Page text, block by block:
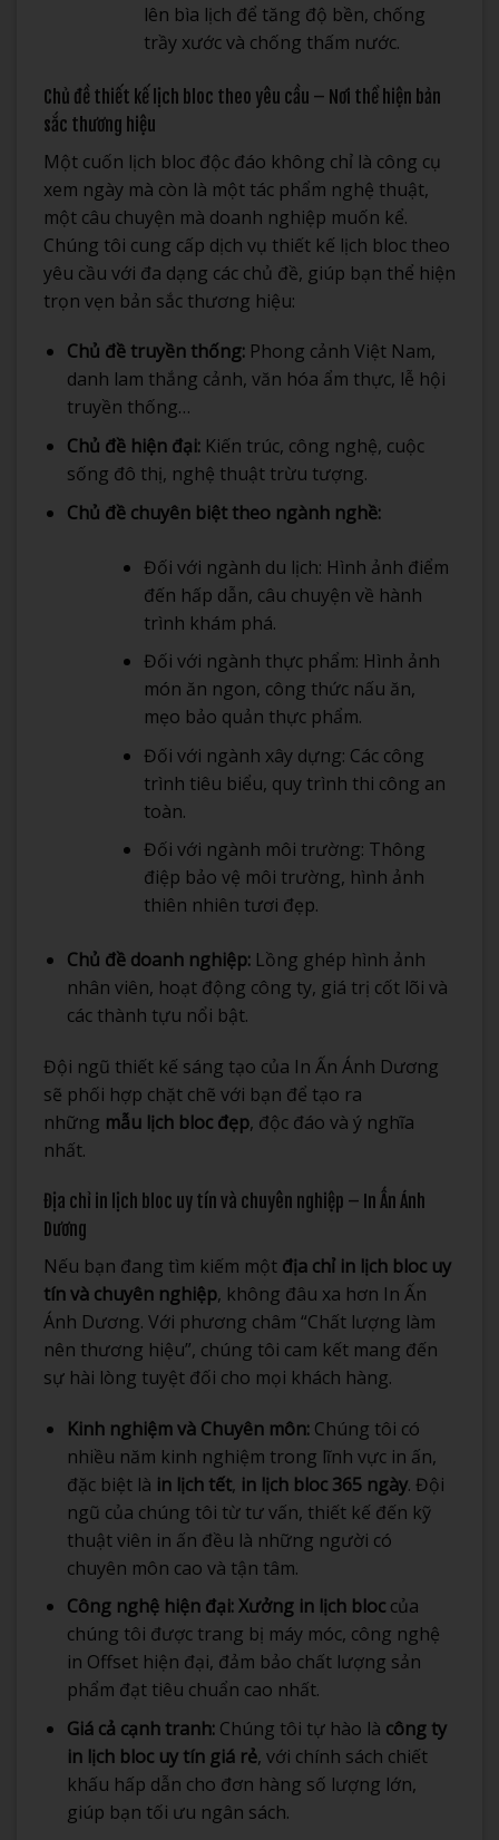
lên bìa lịch để tăng độ bền, chống
trầy xước và chống thấm nước.
Chủ đề thiết kế lịch bloc theo yêu cầu – Nơi thể hiện bản
sắc thương hiệu
Một cuốn lịch bloc độc đáo không chỉ là công cụ
xem ngày mà còn là một tác phẩm nghệ thuật,
một câu chuyện mà doanh nghiệp muốn kể.
Chúng tôi cung cấp dịch vụ thiết kế lịch bloc theo
yêu cầu với đa dạng các chủ đề, giúp bạn thể hiện
trọn vẹn bản sắc thương hiệu:
Chủ đề truyền thống:Phong cảnh Việt Nam,
danh lam thắng cảnh, văn hóa ẩm thực, lễ hội
truyền thống…
Chủ đề hiện đại:Kiến trúc, công nghệ, cuộc
sống đô thị, nghệ thuật trừu tượng.
Chủ đề chuyên biệt theo ngành nghề:
Đối với ngành du lịch: Hình ảnh điểm
đến hấp dẫn, câu chuyện về hành
trình khám phá.
Đối với ngành thực phẩm: Hình ảnh
món ăn ngon, công thức nấu ăn,
mẹo bảo quản thực phẩm.
Đối với ngành xây dựng: Các công
trình tiêu biểu, quy trình thi công an
toàn.
Đối với ngành môi trường: Thông
điệp bảo vệ môi trường, hình ảnh
thiên nhiên tươi đẹp.
Chủ đề doanh nghiệp:Lồng ghép hình ảnh
nhân viên, hoạt động công ty, giá trị cốt lõi và
các thành tựu nổi bật.
Đội ngũ thiết kế sáng tạo của In Ấn Ánh Dương
sẽ phối hợp chặt chẽ với bạn để tạo ra
những mẫu lịch bloc đẹp, độc đáo và ý nghĩa
nhất.
Địa chỉ in lịch bloc uy tín và chuyên nghiệp – In Ấn Ánh
Dương
Nếu bạn đang tìm kiếm một địa chỉ in lịch bloc uy
tín và chuyên nghiệp, không đâu xa hơn In Ấn
Ánh Dương. Với phương châm “Chất lượng làm
nên thương hiệu”, chúng tôi cam kết mang đến
sự hài lòng tuyệt đối cho mọi khách hàng.
Kinh nghiệm và Chuyên môn:Chúng tôi có
nhiều năm kinh nghiệm trong lĩnh vực in ấn,
đặc biệt là in lịch tết, in lịch bloc 365 ngày. Đội
ngũ của chúng tôi từ tư vấn, thiết kế đến kỹ
thuật viên in ấn đều là những người có
chuyên môn cao và tận tâm.
Công nghệ hiện đại:Xưởng in lịch bloccủa
chúng tôi được trang bị máy móc, công nghệ
in Offset hiện đại, đảm bảo chất lượng sản
phẩm đạt tiêu chuẩn cao nhất.
Giá cả cạnh tranh:Chúng tôi tự hào là công ty
in lịch bloc uy tín giá rẻ, với chính sách chiết
khấu hấp dẫn cho đơn hàng số lượng lớn,
giúp bạn tối ưu ngân sách.